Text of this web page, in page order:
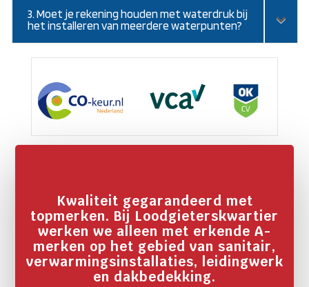
3. Moet je rekening houden met waterdruk bij
het installeren van meerdere waterpunten?
Kwaliteit gegarandeerd met
topmerken. Bij Loodgieterskwartier
werken we alleen met erkende A-
merken op het gebied van sanitair,
verwarmingsinstallaties, leidingwerk
en dakbedekking.